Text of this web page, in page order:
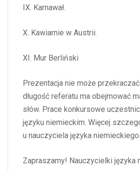
IX. Karnawał.
X. Kawiarnie w Austrii.
XI. Mur Berliński
Prezentacja nie może
długość referatu ma obejmować
słów. Prace konkursowe
języku niemieckim. Więcej
u nauczyciela języka niemieckiego.
Zapraszamy! Nauczycielki języka